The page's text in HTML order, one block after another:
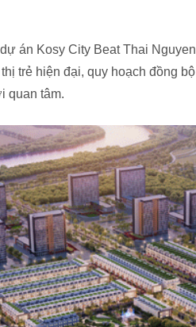
án Kosy City Beat Thai
trẻ hiện đại, quy hoạch đồng
quan tâm.